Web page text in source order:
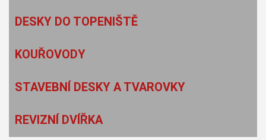
DESKY DO TOPENIŠTĚ
KOUŘOVODY
STAVEBNÍ DESKY A TVAROVKY
REVIZNÍ DVÍŘKA